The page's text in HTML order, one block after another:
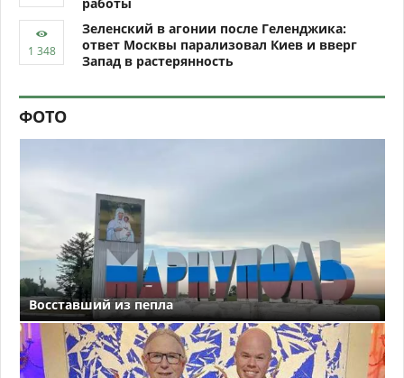
Зеленский в агонии после Геленджика:
ответ Москвы парализовал Киев и вверг
Запад в растерянность
ФОТО
Восставший из пепла